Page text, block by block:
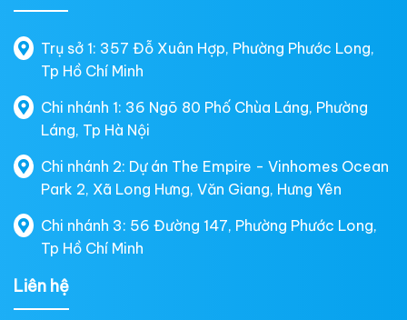
Trụ sở 1: 357 Đỗ Xuân Hợp, Phường Phước Long,
Tp Hồ Chí Minh
Chi nhánh 1: 36 Ngõ 80 Phố Chùa Láng, Phường
Láng, Tp Hà Nội
Chi nhánh 2: Dự án The Empire - Vinhomes Ocean
Park 2, Xã Long Hưng, Văn Giang, Hưng Yên
Chi nhánh 3: 56 Đường 147, Phường Phước Long,
Tp Hồ Chí Minh
Liên hệ